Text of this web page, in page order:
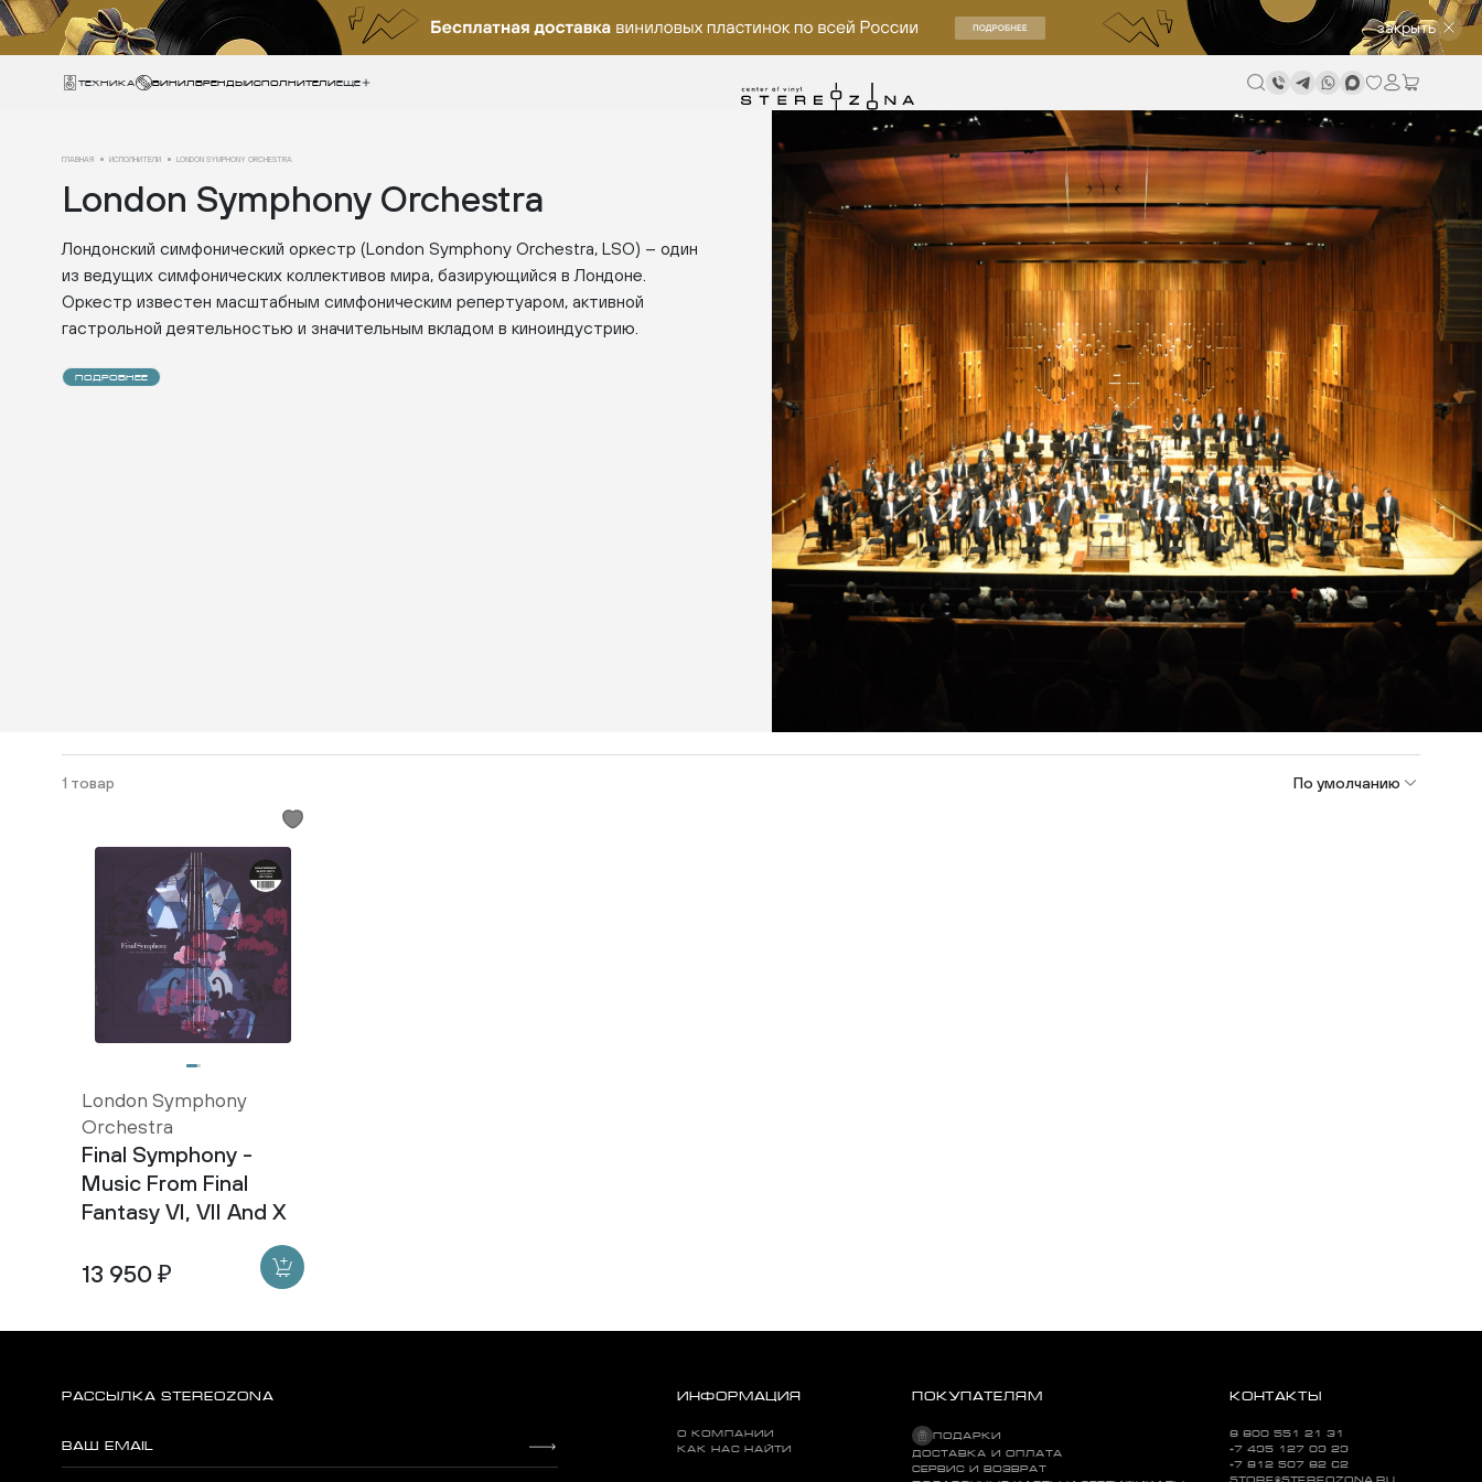
закрыть
Техника ВИНИЛБРЕНДЫИСПОЛНИТЕЛИЕще
ГЛАВНАЯ ИСПОЛНИТЕЛИ LONDON SYMPHONY ORCHESTRA
London Symphony Orchestra
Лондонский симфонический оркестр (London Symphony Orchestra, LSO) – один
из ведущих симфонических коллективов мира, базирующийся в Лондоне.
Оркестр известен масштабным симфоническим репертуаром, активной
гастрольной деятельностью и значительным вкладом в киноиндустрию.
ПОДРОБНЕЕ
1 товар По умолчанию
London Symphony
Orchestra
Final Symphony -
Music From Final
Fantasy VI, VII And X
13 950 ₽
РАССЫЛКА STEREOZONA ИНФОРМАЦИЯ
О КОМПАНИИ
КАК НАС НАЙТИ
ПОКУПАТЕЛЯМ
ПОДАРКИ
ДОСТАВКА И ОПЛАТА
СЕРВИС И ВОЗВРАТ
КОНТАКТЫ
8 800 551 21 31
+7 495 127 09 29
+7 812 507 82 62
STORE@STEREOZONA.RU